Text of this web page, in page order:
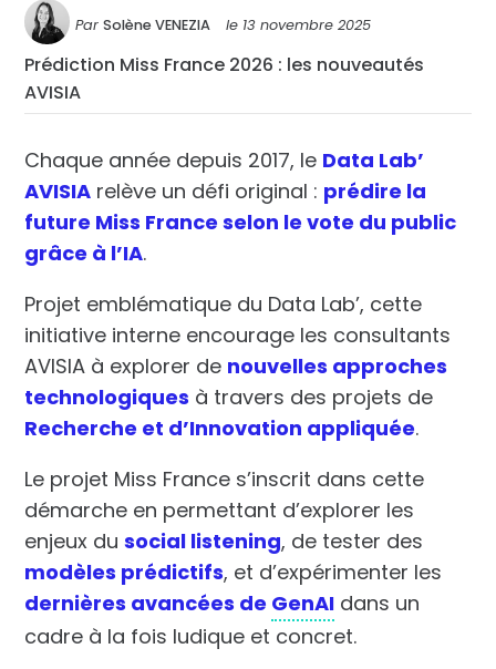
ParSolène VENEZIA le 13 novembre 2025
Prédiction Miss France 2026 : les nouveautés
AVISIA
Chaque année depuis 2017, le Data Lab’
AVISIA relève un défi original : prédire la
future Miss France selon le vote du public
grâce à l’IA.
Projet emblématique du Data Lab’, cette
initiative interne encourage les consultants
AVISIA à explorer de nouvelles approches
technologiques à travers des projets de
Recherche et d’Innovation appliquée.
Le projet Miss France s’inscrit dans cette
démarche en permettant d’explorer les
enjeux dusocial listening, de tester des
modèles prédictifs, et d’expérimenter les
dernières avancées de GenAI dans un
cadre à la fois ludique et concret.